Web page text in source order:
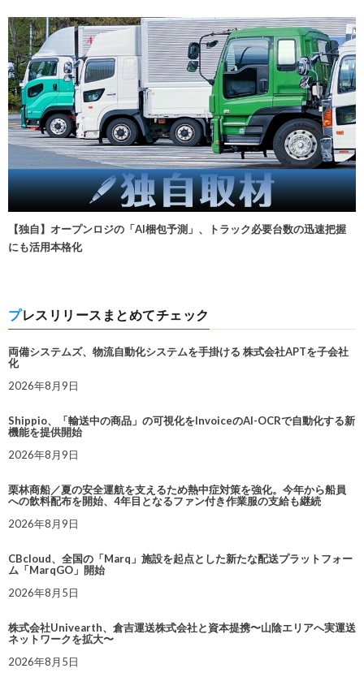
【独自】オープンロジの「AI梱包予測」、トラック必要台数の迅速把握
にも活用本格化
プレスリリースまとめてチェック
両備システムズ、物流自動化システムを手掛ける 株式会社APTを子会社
化
2026年8月9日
Shippio、「輸送中の商品」の可視化をInvoiceのAI-OCRで自動化する新
機能を提供開始
2026年8月9日
栗林商船／夏の安全運航を支えるため熱中症対策を強化。今年から船員
への飲料配布を開始、4年目となるファン付き作業服の支給も継続
2026年8月9日
CBcloud、全国の「Marq」施設を起点とした新たな配送プラットフォー
ム「MarqGO」開始
2026年8月5日
株式会社Univearth、倉吉運送株式会社と資本提携〜山陰エリアへ実運送
ネットワークを拡大〜
2026年8月5日